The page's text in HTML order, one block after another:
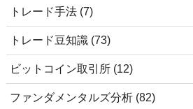
トレード手法 (7)
トレード豆知識 (73)
ビットコイン取引所 (12)
ファンダメンタルズ分析 (82)